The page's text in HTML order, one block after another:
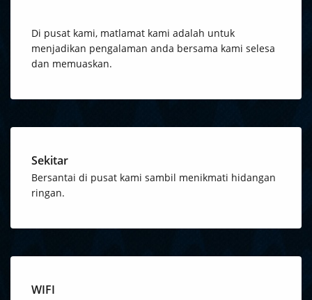
Di pusat kami, matlamat kami adalah untuk
menjadikan pengalaman anda bersama kami selesa
dan memuaskan.
Sekitar
Bersantai di pusat kami sambil menikmati hidangan
ringan.
WIFI